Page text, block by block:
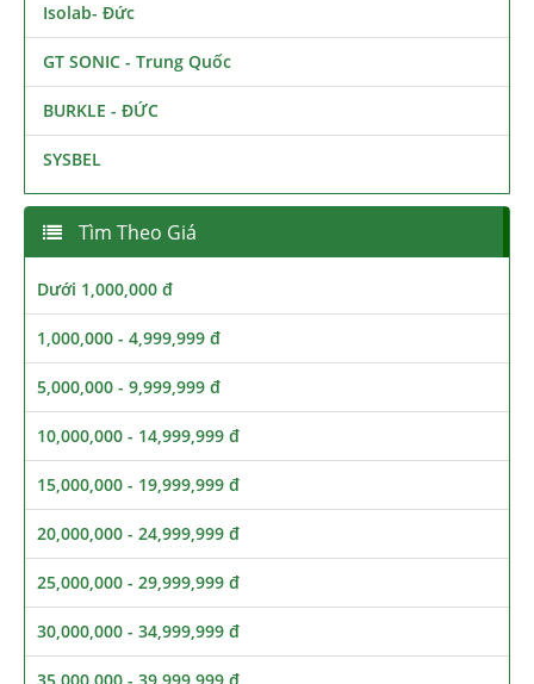
Isolab- Đức
GT SONIC - Trung Quốc
BURKLE - ĐỨC
SYSBEL
Tìm Theo Giá
Dưới 1,000,000 đ
1,000,000 - 4,999,999 đ
5,000,000 - 9,999,999 đ
10,000,000 - 14,999,999 đ
15,000,000 - 19,999,999 đ
20,000,000 - 24,999,999 đ
25,000,000 - 29,999,999 đ
30,000,000 - 34,999,999 đ